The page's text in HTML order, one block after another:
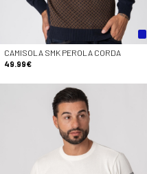
CAMISOLA SMK PEROLA CORDA
49.99€